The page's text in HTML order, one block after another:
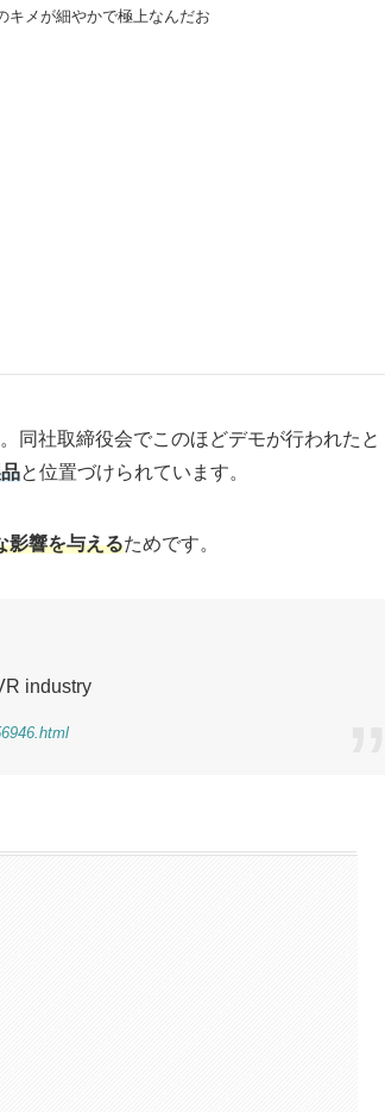
キメが細やかで極上なんだお
。同社取締役会でこのほどデモが行われたと
と位置づけられています。
影響を与えるためです。
industry